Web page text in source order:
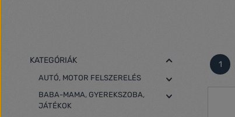
KATEGÓRIÁK
AUTÓ, MOTOR FELSZERELÉS
BABA-MAMA, GYEREKSZOBA,
JÁTÉKOK
Oldal
1